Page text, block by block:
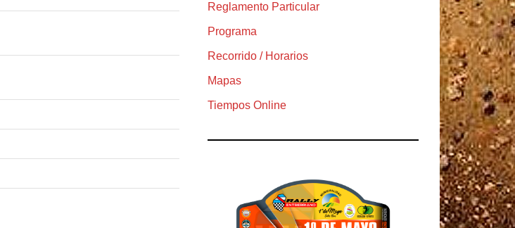
Reglamento Particular
Programa
Recorrido / Horarios
Mapas
Tiempos Online